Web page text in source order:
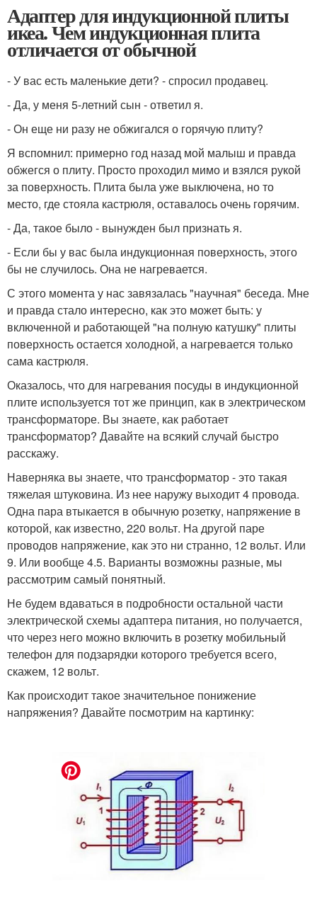
Адаптер для индукционной плиты
икеа. Чем индукционная плита
отличается от обычной
- У вас есть маленькие дети? - спросил продавец.
- Да, у меня 5-летний сын - ответил я.
- Он еще ни разу не обжигался о горячую плиту?
Я вспомнил: примерно год назад мой малыш и правда
обжегся о плиту. Просто проходил мимо и взялся рукой
за поверхность. Плита была уже выключена, но то
место, где стояла кастрюля, оставалось очень горячим.
- Да, такое было - вынужден был признать я.
- Если бы у вас была индукционная поверхность, этого
бы не случилось. Она не нагревается.
С этого момента у нас завязалась "научная" беседа. Мне
и правда стало интересно, как это может быть: у
включенной и работающей "на полную катушку" плиты
поверхность остается холодной, а нагревается только
сама кастрюля.
Оказалось, что для нагревания посуды в индукционной
плите используется тот же принцип, как в электрическом
трансформаторе. Вы знаете, как работает
трансформатор? Давайте на всякий случай быстро
расскажу.
Наверняка вы знаете, что трансформатор - это такая
тяжелая штуковина. Из нее наружу выходит 4 провода.
Одна пара втыкается в обычную розетку, напряжение в
которой, как известно, 220 вольт. На другой паре
проводов напряжение, как это ни странно, 12 вольт. Или
9. Или вообще 4.5. Варианты возможны разные, мы
рассмотрим самый понятный.
Не будем вдаваться в подробности остальной части
электрической схемы адаптера питания, но получается,
что через него можно включить в розетку мобильный
телефон для подзарядки которого требуется всего,
скажем, 12 вольт.
Как происходит такое значительное понижение
напряжения? Давайте посмотрим на картинку: